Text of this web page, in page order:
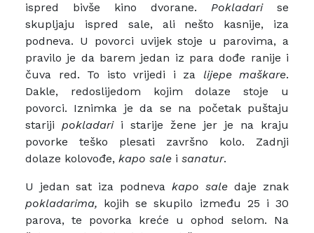
ispred bivše kino dvorane. Pokladarise
skupljaju ispred sale, ali nešto kasnije, iza
podneva. U povorci uvijek stoje u parovima, a
pravilo je da barem jedan iz para dođe ranije i
čuva red. To isto vrijedi i za lijepe maškare.
Dakle, redoslijedom kojim dolaze stoje u
povorci. Iznimka je da se na početak puštaju
stariji pokladarii starije žene jer je na kraju
povorke teško plesati završno kolo. Zadnji
dolaze kolovođe, kapo sale i sanatur.
U jedan sat iza podneva kapo sale daje znak
pokladarima, kojih se skupilo između 25 i 30
parova, te povorka kreće u ophod selom. Na